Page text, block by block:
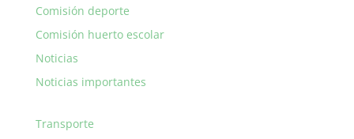
Comisión deporte
Comisión huerto escolar
Noticias
Noticias importantes
Transporte